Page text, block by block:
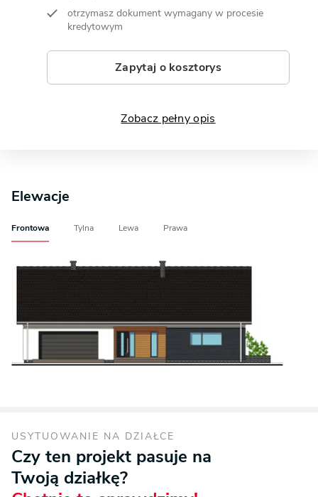
otrzymasz dokument wymagany w procesie
kredytowym
Zapytaj o kosztorys
Zobacz pełny opis
Elewacje
Frontowa Tylna Lewa Prawa
USYTUOWANIE NA DZIAŁCE
Czy ten projekt pasuje na
Twoją działkę?